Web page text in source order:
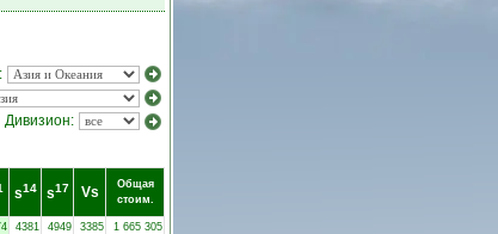
Дивизион:
s14 s17 Vs
Общая
стоим.
4381 4949 3385
1 665 305